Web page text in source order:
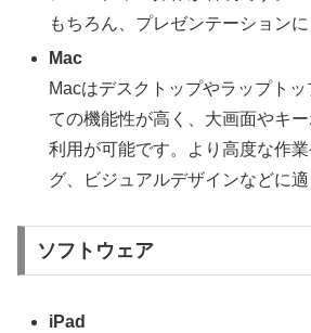
もちろん、プレゼンテーションに
Mac
Macはデスクトップやラップト
ての機能性が高く、大画面やキ
利用が可能です。より高度な作
グ、ビジュアルデザインなどに適
ソフトウェア
iPad